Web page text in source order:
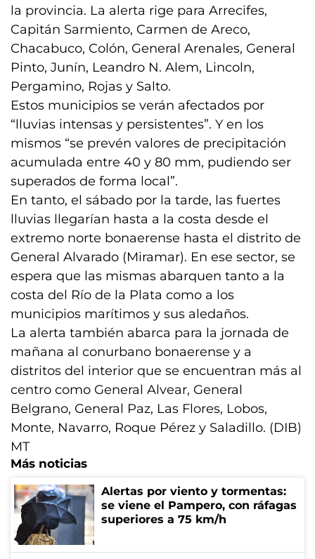
la provincia. La alerta rige para Arrecifes,
Capitán Sarmiento, Carmen de Areco,
Chacabuco, Colón, General Arenales, General
Pinto, Junín, Leandro N. Alem, Lincoln,
Pergamino, Rojas y Salto.
Estos municipios se verán afectados por
“lluvias intensas y persistentes”. Y en los
mismos “se prevén valores de precipitación
acumulada entre 40 y 80 mm, pudiendo ser
superados de forma local”.
En tanto, el sábado por la tarde, las fuertes
lluvias llegarían hasta a la costa desde el
extremo norte bonaerense hasta el distrito de
General Alvarado (Miramar). En ese sector, se
espera que las mismas abarquen tanto a la
costa del Río de la Plata como a los
municipios marítimos y sus aledaños.
La alerta también abarca para la jornada de
mañana al conurbano bonaerense y a
distritos del interior que se encuentran más al
centro como General Alvear, General
Belgrano, General Paz, Las Flores, Lobos,
Monte, Navarro, Roque Pérez y Saladillo. (DIB)
MT
Más noticias
Alertas por viento y tormentas:
se viene el Pampero, con ráfagas
superiores a 75 km/h